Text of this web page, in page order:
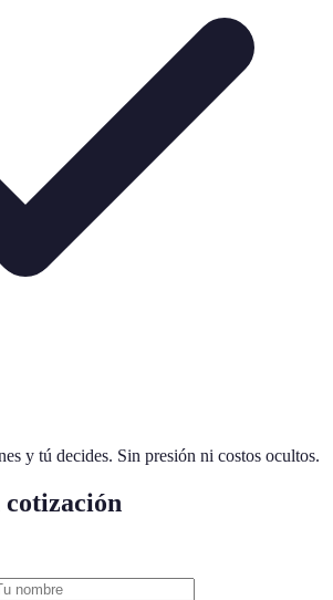
y tú decides. Sin presión ni costos ocultos.